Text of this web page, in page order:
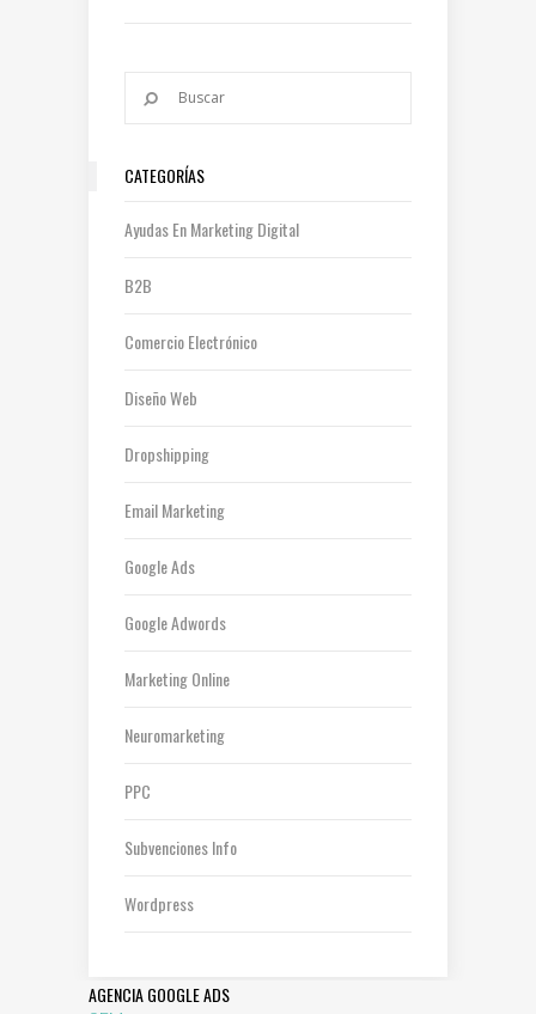
CATEGORÍAS
Ayudas En Marketing Digital
B2B
Comercio Electrónico
Diseño Web
Dropshipping
Email Marketing
Google Ads
Google Adwords
Marketing Online
Neuromarketing
PPC
Subvenciones Info
Wordpress
AGENCIA GOOGLE ADS